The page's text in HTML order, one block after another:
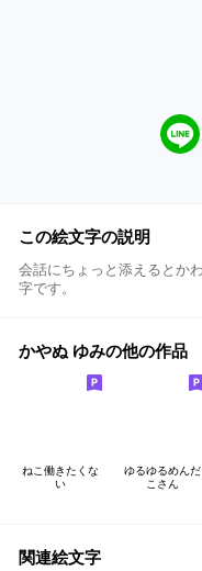
この絵文字の説明
会話にちょっと添えるとか
字です。
かやぬ ゆみの他の作品
ねこ働きたくな
い
ゆるゆるめんだ
こさん
関連絵文字